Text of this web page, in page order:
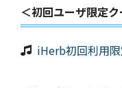
＜初回ユーザ限定
iHerb初回利用